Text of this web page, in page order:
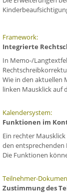
Framework:
Integrierte
In Memo-/
Wie in den aktuellen
linken Mausklick auf
Kalendersystem:
Funktionen im
Ein rechter
den
Die Funktionen
Teilnehmer-
Zustimmung des